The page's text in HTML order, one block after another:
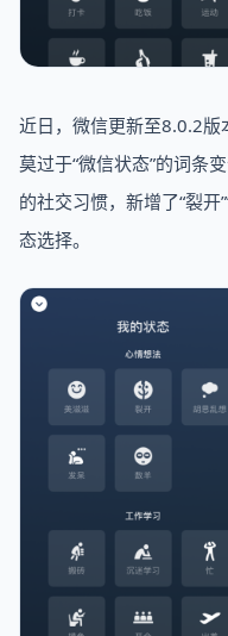
近日，微信更新至8.0.2版
莫过于“微信状态”的词条
的社交习惯，新增了“裂开
态选择。